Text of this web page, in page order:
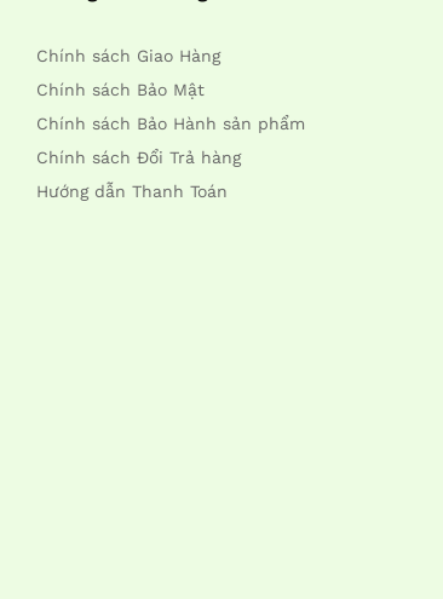
Chính sách Giao Hàng
Chính sách Bảo Mật
Chính sách Bảo Hành sản phẩm
Chính sách Đổi Trả hàng
Hướng dẫn Thanh Toán